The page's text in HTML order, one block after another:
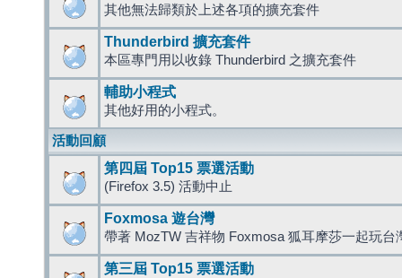
其他無法歸類於上述各項的擴充套件
Thunderbird 擴充套件
本區專門用以收錄 Thunderbird 之擴充套件
輔助小程式
其他好用的小程式。
活動回顧
第四屆 Top15 票選活動
(Firefox 3.5) 活動中止
Foxmosa 遊台灣
帶著 MozTW 吉祥物 Foxmosa 狐耳摩莎一起玩台
第三屆 Top15 票選活動